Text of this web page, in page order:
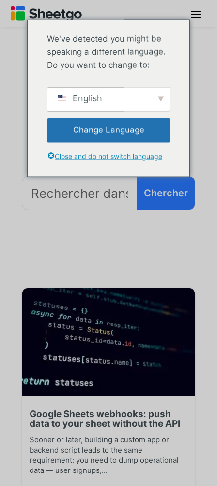
Blog de
Sheetgo
Votre ressource de référence pour tout ce
qui concerne les tableurs
Google Sheets webhooks: push
data to your sheet without the API
Sooner or later, building a custom app or
backend script leads to the same
requirement: you need to dump operational
data — user signups,...
We've detected you might be
speaking a different language.
Do you want to change to:
English
Change Language
Close and do not switch language